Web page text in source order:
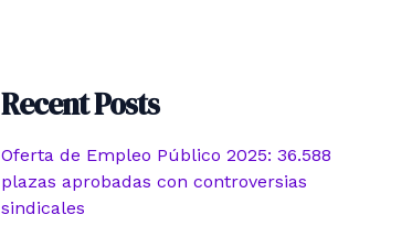
Recent Posts
Oferta de Empleo Público 2025: 36.588
plazas aprobadas con controversias
sindicales